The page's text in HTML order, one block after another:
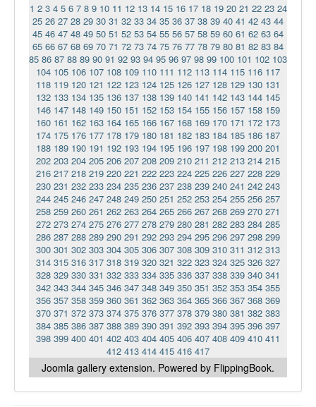
1 2 3 4 5 6 7 8 9 10 11 12 13 14 15 16 17 18 19 20 21 22 23 24
25 26 27 28 29 30 31 32 33 34 35 36 37 38 39 40 41 42 43 44
45 46 47 48 49 50 51 52 53 54 55 56 57 58 59 60 61 62 63 64
65 66 67 68 69 70 71 72 73 74 75 76 77 78 79 80 81 82 83 84
85 86 87 88 89 90 91 92 93 94 95 96 97 98 99 100 101 102 103
104 105 106 107 108 109 110 111 112 113 114 115 116 117
118 119 120 121 122 123 124 125 126 127 128 129 130 131
132 133 134 135 136 137 138 139 140 141 142 143 144 145
146 147 148 149 150 151 152 153 154 155 156 157 158 159
160 161 162 163 164 165 166 167 168 169 170 171 172 173
174 175 176 177 178 179 180 181 182 183 184 185 186 187
188 189 190 191 192 193 194 195 196 197 198 199 200 201
202 203 204 205 206 207 208 209 210 211 212 213 214 215
216 217 218 219 220 221 222 223 224 225 226 227 228 229
230 231 232 233 234 235 236 237 238 239 240 241 242 243
244 245 246 247 248 249 250 251 252 253 254 255 256 257
258 259 260 261 262 263 264 265 266 267 268 269 270 271
272 273 274 275 276 277 278 279 280 281 282 283 284 285
286 287 288 289 290 291 292 293 294 295 296 297 298 299
300 301 302 303 304 305 306 307 308 309 310 311 312 313
314 315 316 317 318 319 320 321 322 323 324 325 326 327
328 329 330 331 332 333 334 335 336 337 338 339 340 341
342 343 344 345 346 347 348 349 350 351 352 353 354 355
356 357 358 359 360 361 362 363 364 365 366 367 368 369
370 371 372 373 374 375 376 377 378 379 380 381 382 383
384 385 386 387 388 389 390 391 392 393 394 395 396 397
398 399 400 401 402 403 404 405 406 407 408 409 410 411
412 413 414 415 416 417
Joomla gallery extension. Powered by FlippingBook.